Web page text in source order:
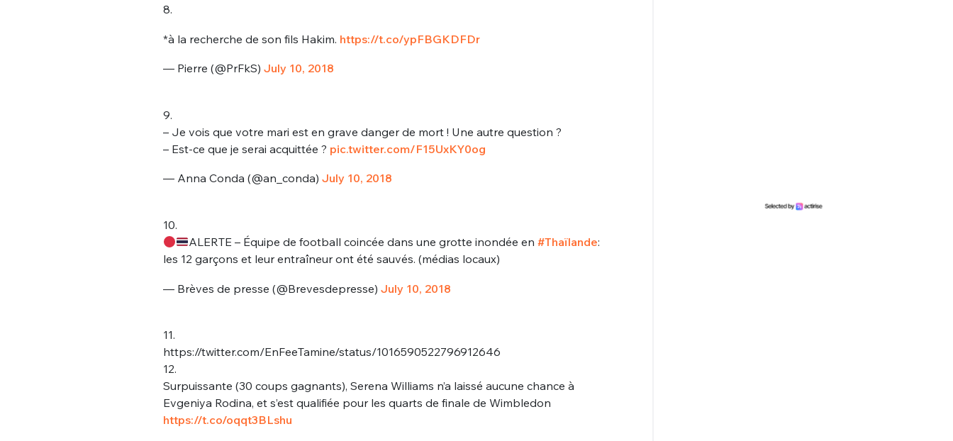
8.
*à la recherche de son fils Hakim. https://t.co/ypFBGKDFDr
— Pierre (@PrFkS) July 10, 2018
9.
– Je vois que votre mari est en grave danger de mort ! Une autre question ?
– Est-ce que je serai acquittée ? pic.twitter.com/F15UxKY0og
— Anna Conda (@an_conda) July 10, 2018
10.
ALERTE – Équipe de football coincée dans une grotte inondée en #Thaïlande:
les 12 garçons et leur entraîneur ont été sauvés. (médias locaux)
— Brèves de presse (@Brevesdepresse) July 10, 2018
11.
https://twitter.com/EnFeeTamine/status/1016590522796912646
12.
Surpuissante (30 coups gagnants), Serena Williams n’a laissé aucune chance à
Evgeniya Rodina, et s’est qualifiée pour les quarts de finale de Wimbledon
https://t.co/oqqt3BLshu